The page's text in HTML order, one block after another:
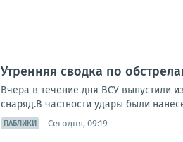
Утренняя сводка по
Вчера в течение дня ВСУ выпустили
снаряд.В частности удары были
ПАБЛИКИ Сегодня, 09:19